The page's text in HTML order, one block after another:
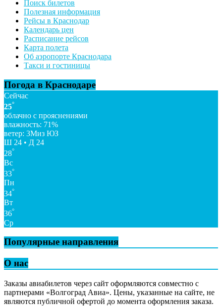
Поиск билетов
Полезная информация
Рейсы в Краснодар
Календарь цен
Расписание рейсов
Карта полета
Об аэропорте Краснодара
Такси и гостиницы
Погода в Краснодаре
Сейчас
25°
облачно с прояснениями
влажность: 71%
ветер: 3Миз ЮЗ
Ш 24 • Д 24
28°
Вс
33°
Пн
34°
Вт
36°
Ср
Популярные направления
О нас
Заказы авиабилетов через сайт оформляются совместно с
партнерами «Волгоград Авиа». Цены, указанные на сайте, не
являются публичной офертой до момента оформления заказа.